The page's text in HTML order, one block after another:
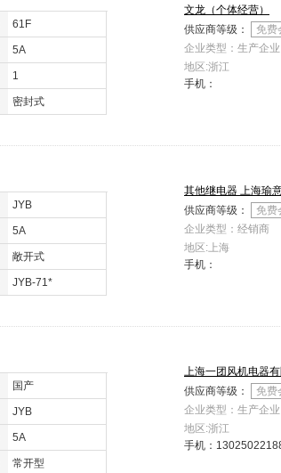
61F
5A
1
密封式
文龙（个体经营）
供应商等级：
免费
企业类型：生产企业
地区:浙江
手机：
JYB
5A
敞开式
JYB-71*
其他继电器 上海瑜
供应商等级：
免费
企业类型：经销商
地区:上海
手机：
国产
JYB
5A
常开型
上海一团风机电器有
供应商等级：
免费
企业类型：生产企业
地区:浙江
手机：